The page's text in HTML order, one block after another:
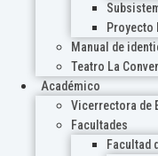
Proyecto
Manual de
Teatro La
Académico
Vicerrectora de
Facultades
Facultad